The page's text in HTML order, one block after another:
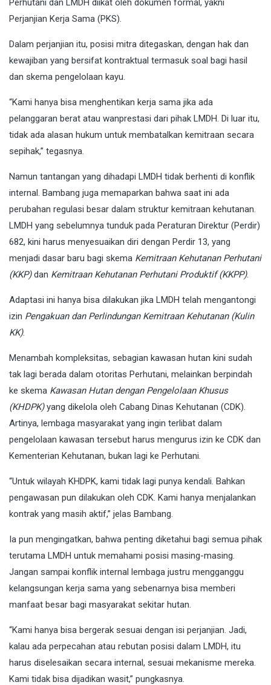
Perhutani dan LMDH diikat oleh dokumen formal, yakni
Perjanjian Kerja Sama (PKS).
Dalam perjanjian itu, posisi mitra ditegaskan, dengan hak dan
kewajiban yang bersifat kontraktual termasuk soal bagi hasil
dan skema pengelolaan kayu.
“Kami hanya bisa menghentikan kerja sama jika ada
pelanggaran berat atau wanprestasi dari pihak LMDH. Di luar itu,
tidak ada alasan hukum untuk membatalkan kemitraan secara
sepihak,” tegasnya.
Namun tantangan yang dihadapi LMDH tidak berhenti di konflik
internal. Bambang juga memaparkan bahwa saat ini ada
perubahan regulasi besar dalam struktur kemitraan kehutanan.
LMDH yang sebelumnya tunduk pada Peraturan Direktur (Perdir)
682, kini harus menyesuaikan diri dengan Perdir 13, yang
menjadi dasar baru bagi skema Kemitraan Kehutanan Perhutani
(KKP)dan Kemitraan Kehutanan Perhutani Produktif (KKPP).
Adaptasi ini hanya bisa dilakukan jika LMDH telah mengantongi
izin Pengakuan dan Perlindungan Kemitraan Kehutanan (Kulin
KK).
Menambah kompleksitas, sebagian kawasan hutan kini sudah
tak lagi berada dalam otoritas Perhutani, melainkan berpindah
ke skema Kawasan Hutan dengan Pengelolaan Khusus
(KHDPK)yang dikelola oleh Cabang Dinas Kehutanan (CDK).
Artinya, lembaga masyarakat yang ingin terlibat dalam
pengelolaan kawasan tersebut harus mengurus izin ke CDK dan
Kementerian Kehutanan, bukan lagi ke Perhutani.
“Untuk wilayah KHDPK, kami tidak lagi punya kendali. Bahkan
pengawasan pun dilakukan oleh CDK. Kami hanya menjalankan
kontrak yang masih aktif,” jelas Bambang.
Ia pun mengingatkan, bahwa penting diketahui bagi semua pihak
terutama LMDH untuk memahami posisi masing-masing.
Jangan sampai konflik internal lembaga justru mengganggu
kelangsungan kerja sama yang sebenarnya bisa memberi
manfaat besar bagi masyarakat sekitar hutan.
“Kami hanya bisa bergerak sesuai dengan isi perjanjian. Jadi,
kalau ada perpecahan atau rebutan posisi dalam LMDH, itu
harus diselesaikan secara internal, sesuai mekanisme mereka.
Kami tidak bisa dijadikan wasit,” pungkasnya.